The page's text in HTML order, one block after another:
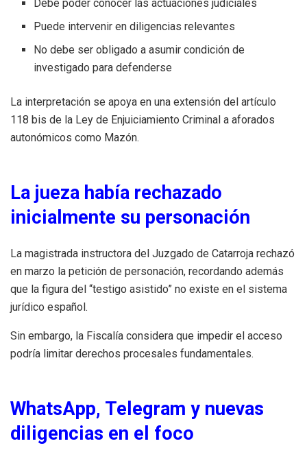
Debe poder conocer las actuaciones judiciales
Puede intervenir en diligencias relevantes
No debe ser obligado a asumir condición de
investigado para defenderse
La interpretación se apoya en una extensión del artículo
118 bis de la Ley de Enjuiciamiento Criminal a aforados
autonómicos como Mazón.
La jueza había rechazado
inicialmente su personación
La magistrada instructora del Juzgado de Catarroja rechazó
en marzo la petición de personación, recordando además
que la figura del “testigo asistido” no existe en el sistema
jurídico español.
Sin embargo, la Fiscalía considera que impedir el acceso
podría limitar derechos procesales fundamentales.
WhatsApp, Telegram y nuevas
diligencias en el foco